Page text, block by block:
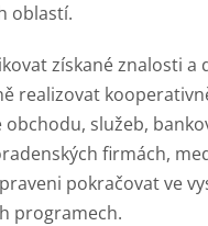
oblastí.
získané znalosti
realizovat
obchodu, služeb,
firmách,
pokračovat ve
programech.